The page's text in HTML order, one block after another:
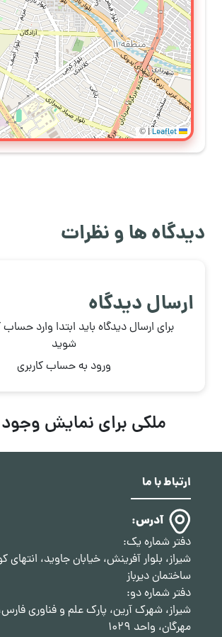
|
©
دیدگاه ها و نظرات
ارسال دیدگاه
برای ارسال دیدگاه باید ابتدا وارد
شوید
ورود به حساب کاربری
ملکی برای نمایش وجود
ارتباط با ما
آدرس:
دفتر شماره یک:
ساختمان دیرباز
دفتر شماره دو:
شیراز، شهرک آرین، پارک علم و فناوری
مهرگان، واحد 1029